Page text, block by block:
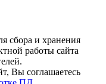
сбора и хранения
работы сайта
Вы соглашаетесь